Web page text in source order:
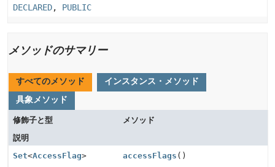
DECLARED, PUBLIC
メソッドのサマリー
すべてのメソッド
インスタンス・メソッド
具象メソッド
修飾子と型
メソッド
説明
Set<AccessFlag> accessFlags ()